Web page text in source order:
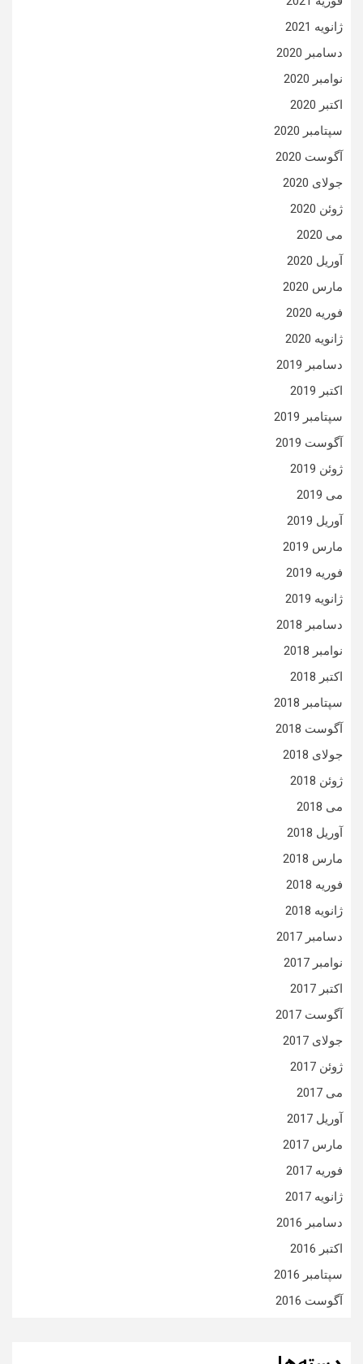
ژانویه 2021
دسامبر 2020
نوامبر 2020
اکتبر 2020
سپتامبر 2020
آگوست 2020
جولای 2020
ژوئن 2020
می 2020
آوریل 2020
مارس 2020
فوریه 2020
ژانویه 2020
دسامبر 2019
اکتبر 2019
سپتامبر 2019
آگوست 2019
ژوئن 2019
می 2019
آوریل 2019
مارس 2019
فوریه 2019
ژانویه 2019
دسامبر 2018
نوامبر 2018
اکتبر 2018
سپتامبر 2018
آگوست 2018
جولای 2018
ژوئن 2018
می 2018
آوریل 2018
مارس 2018
فوریه 2018
ژانویه 2018
دسامبر 2017
نوامبر 2017
اکتبر 2017
آگوست 2017
جولای 2017
ژوئن 2017
می 2017
آوریل 2017
مارس 2017
فوریه 2017
ژانویه 2017
دسامبر 2016
اکتبر 2016
سپتامبر 2016
آگوست 2016